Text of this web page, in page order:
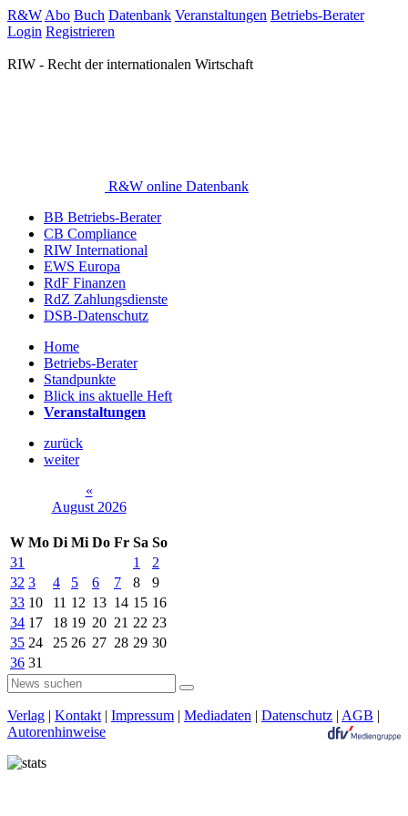
R&W Abo Buch Datenbank Veranstaltungen Betriebs-Berater
Login Registrieren
RIW - Recht der internationalen Wirtschaft
R&W online Datenbank
BB Betriebs-Berater
CB Compliance
RIW International
EWS Europa
RdF Finanzen
RdZ Zahlungsdienste
DSB-Datenschutz
Home
Betriebs-Berater
Standpunkte
Blick ins aktuelle Heft
Veranstaltungen
zurück
weiter
«
August 2026
W Mo Di Mi Do Fr Sa So
31
1
2
32 3 4 5 6 7 8
9
33 10 11 12 13 14 15 16
34 17 18 19 20 21 22 23
35 24 25 26 27 28 29 30
36 31
Verlag | Kontakt | Impressum | Mediadaten | Datenschutz | AGB |
Autorenhinweise